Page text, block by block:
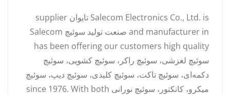
Salecom Electronics Co., Ltd. is تایوان supplier
and manufacturer in صنعت تولید سوئیچ Salecom
has been offering our customers high quality
سوئیچ لغزشی، سوئیچ راکر، سوئیچ کشویی، سوئیچ
دکمه‌ای، سوئیچ تاکت، سوئیچ کلیدی، سوئیچ دیپ، سوئیچ
میکرو، کانکتور، سوئیچ نورانی since 1976. With both